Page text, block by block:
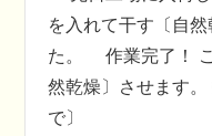
を入れて干す〔自
た。 作業完了！
然乾燥〕させます
で